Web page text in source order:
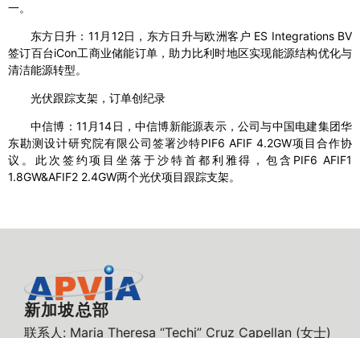
一。
东方日升：11月12日，东方日升与欧洲客户 ES Integrations BV
签订百台iCon工商业储能订单，助力比利时地区实现能源结构优化与
清洁能源转型。
光伏跟踪支架，订单创纪录
中信博：11月14日，中信博新能源表示，公司与中国电建集团华
东勘测设计研究院有限公司签署沙特PIF6 AFIF 4.2GW项目合作协
议。此次签约项目坐落于沙特首都利雅得，包含PIF6 AFIF1
1.8GW&AFIF2 2.4GW两个光伏项目跟踪支架。
新加坡总部
联系人: Maria Theresa “Techi” Cruz Capellan (女士)